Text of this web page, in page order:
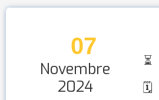
07
Novembre
2024
⏳
🗓️